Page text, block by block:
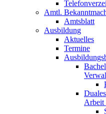
Amtl.
Amtsblatt
Ausbildung
Aktuelles
Termine
Arbeit